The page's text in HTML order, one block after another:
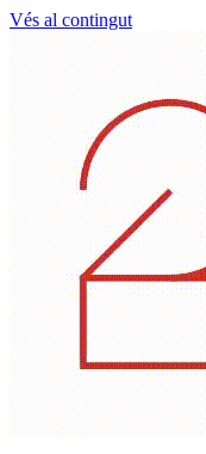
Vés al contingut